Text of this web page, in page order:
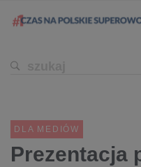
DLA MEDIÓW
Prezentacja